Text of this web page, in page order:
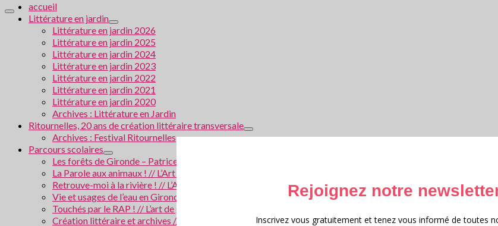
accueil
Littérature en jardin
Littérature en jardin 2026
Littérature en jardin 2025
Littérature en jardin 2024
Littérature en jardin 2023
Littérature en jardin 2022
Littérature en jardin 2021
Littérature en jardin 2020
Archives : Littérature en Jardin
Ritournelles, 20 ans de création littéraire transversale
Archives : Festival Ritournelles
Parcours scolaires
Les forêts de Gironde – Patrice Cablat // Création littéraire et Archives 2025 – 2026
La Parole aux animaux ! // L’Art de grandir 2026
Retrouve-moi à la rivière ! // L’Art de grandir 2025
Vie et usages de l’eau en Gironde // Création littéraire et archives 2025
Touchés par le RAP ! // L’art de grandir 2024
Création littéraire et archives // Villes en Gironde au Moyen-Âge 2024